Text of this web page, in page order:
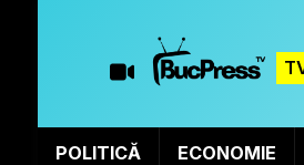
POLITICĂ ECONOMIE